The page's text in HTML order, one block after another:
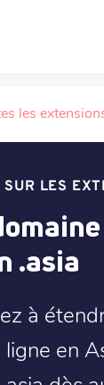
les
LES
.asia
à
en